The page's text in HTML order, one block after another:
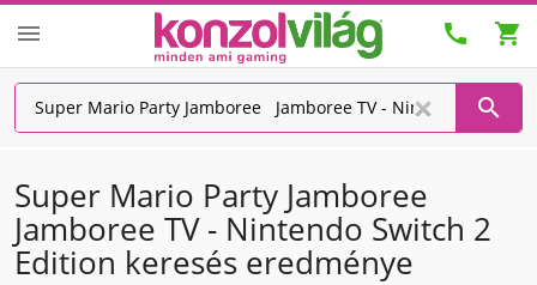
  

Super Mario Party Jamboree
Jamboree TV - Nintendo Switch 2
Edition keresés eredménye